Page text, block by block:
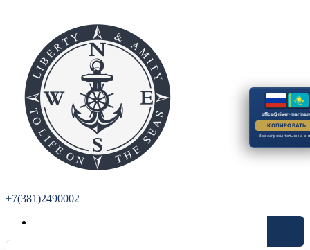
+7(381)2490002
office@river-
КОПИРОВАТЬ
Все запросы только на e-